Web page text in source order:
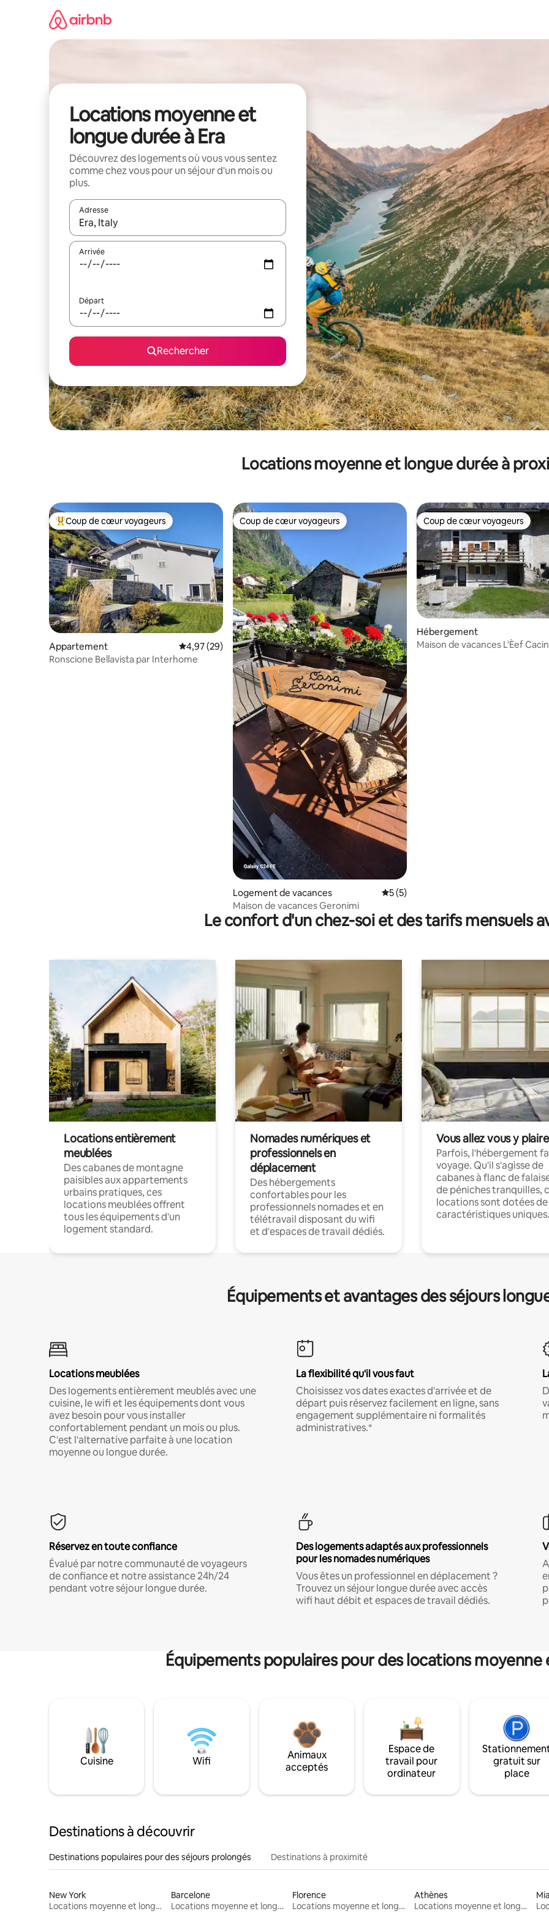
Locations moyenne et
longue durée à Era
Découvrez des logements où vous vous sentez
comme chez vous pour un séjour d'un mois ou
plus.
Adresse
Lorsque les résultats s'affichent, utilisez les flèches vers le haut et vers le bas pour les parcourir ou en appuyant et en
Arrivée
Départ
Rechercher
Locations moyenne et longue durée à
Coups de cœur voyageurs les plus appréciés
Coup de cœur voyageurs
Appartement Évaluation moyenne sur la base de 29 commentaires : 4,97 sur 5
4,97 (29)
Ronscione Bellavista par Interhome
Coup de cœur voyageurs
Coup de cœur voyageurs
Logement de vacances Évaluation moyenne sur la base de 5
5 (5)
Maison de vacances Geronimi
Coup de cœur voyageurs
Coup de cœur voyageurs
Hébergement
Maison de vacances L'Èef
Le confort d'un chez-soi et des tarifs mensuels
Locations entièrement
meublées
Des cabanes de montagne
paisibles aux appartements
urbains pratiques, ces
locations meublées offrent
tous les équipements d'un
logement standard.
Nomades numériques et
professionnels en
déplacement
Des hébergements
confortables pour les
professionnels nomades et en
télétravail disposant du wifi
et d'espaces de travail dédiés.
Vous allez vous y plaire
Parfois, l'hébergement
voyage. Qu'il s'agisse de
cabanes à flanc de
de péniches tranquilles,
locations sont dotées de
caractéristiques uniques.
Équipements et avantages des séjours
Locations meublées
Des logements entièrement meublés avec une
cuisine, le wifi et les équipements dont vous
avez besoin pour vous installer
confortablement pendant un mois ou plus.
C'est l'alternative parfaite à une location
moyenne ou longue durée.
La flexibilité qu'il vous faut
Choisissez vos dates exactes d'arrivée et de
départ puis réservez facilement en ligne, sans
engagement supplémentaire ni formalités
administratives.*
Réservez en toute confiance
Évalué par notre communauté de voyageurs
de confiance et notre assistance 24h/24
pendant votre séjour longue durée.
Des logements adaptés aux professionnels
pour les nomades numériques
Vous êtes un professionnel en déplacement ?
Trouvez un séjour longue durée avec accès
wifi haut débit et espaces de travail dédiés.
Équipements populaires pour des locations
Cuisine Wifi
Animaux
acceptés
Espace de
travail pour
ordinateur
gratuit sur
place
Destinations à découvrir
Destinations populaires pour des séjours prolongés Destinations à proximité
New York
Locations moyenne et longue durée
Barcelone
Locations moyenne et longue durée
Florence
Locations moyenne et longue durée
Athènes
Locations moyenne et longue durée